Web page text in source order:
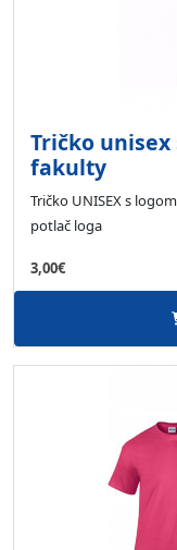
Tričko
fakulty
Tričko UNISEX s
potlač loga
3,00€